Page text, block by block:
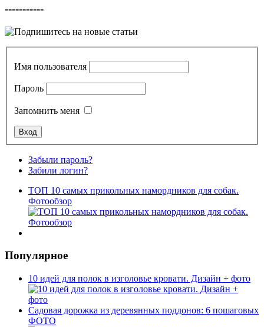
-----------
Имя пользователя
Пароль
Запомнить меня
Забыли пароль?
Забили логин?
ТОП 10 самых прикольных намордников для собак.
Фотообзор
Популярное
10 идей для полок в изголовье кровати. Дизайн + фото
Садовая дорожка из деревянных поддонов: 6 пошаговых
ФОТО